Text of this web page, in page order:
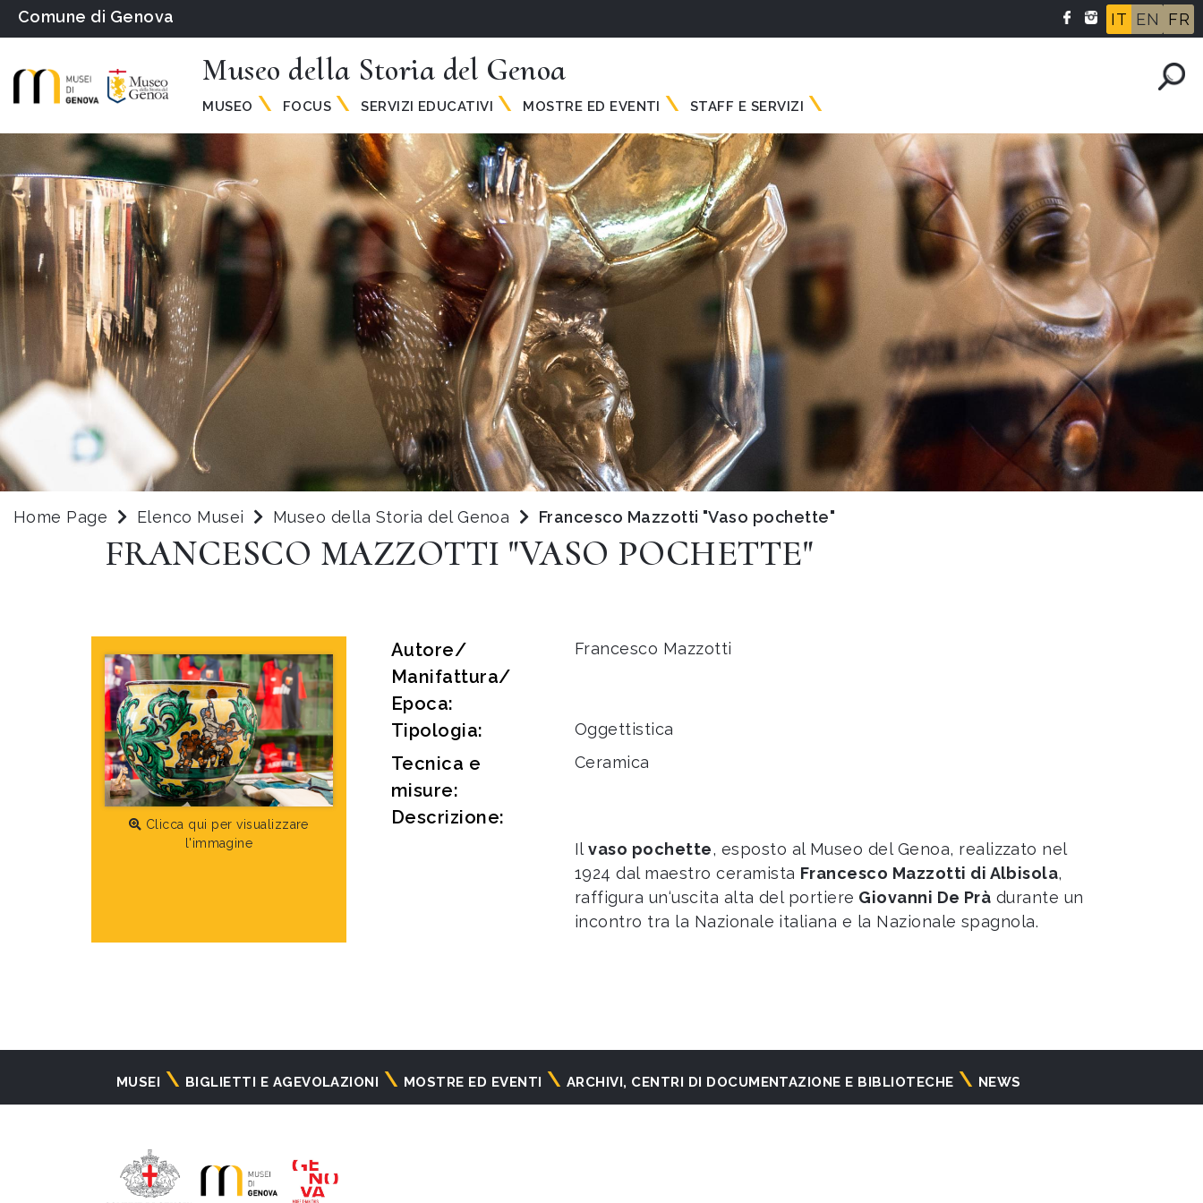
Comune di Genova IT EN FR
Museo della Storia del Genoa
MUSEO FOCUS SERVIZI EDUCATIVI MOSTRE ED EVENTI STAFF E SERVIZI
Home Page Elenco Musei Museo della Storia del Genoa Francesco Mazzotti "Vaso pochette"
FRANCESCO MAZZOTTI "VASO POCHETTE"
Clicca qui per visualizzare
l'immagine
Autore/
Manifattura/
Epoca:
Francesco Mazzotti
Tipologia: Oggettistica
Tecnica e
misure:
Ceramica
Descrizione:
Ilvaso pochette, esposto al Museo del Genoa, realizzato nel
1924 dal maestro ceramista Francesco Mazzotti di Albisola,
raffigura un‘uscita alta del portiere Giovanni De Prà durante un
incontro tra la Nazionale italiana e la Nazionale spagnola.
Navigazione
MUSEI BIGLIETTI E AGEVOLAZIONI MOSTRE ED EVENTI ARCHIVI, CENTRI DI DOCUMENTAZIONE E BIBLIOTECHE NEWS